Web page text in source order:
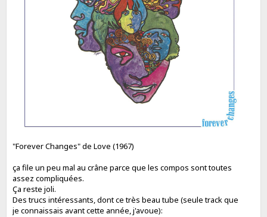
"Forever Changes" de Love (1967)
ça file un peu mal au crâne parce que les compos sont toutes
assez compliquées.
Ça reste joli.
Des trucs intéressants, dont ce très beau tube (seule track que
je connaissais avant cette année, j'avoue):